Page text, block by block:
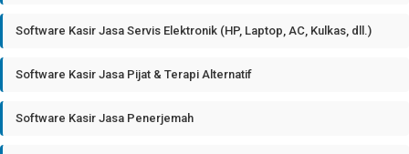
Software Kasir Jasa Servis Elektronik (HP, Laptop, AC, Kulkas, dll.)
Software Kasir Jasa Pijat & Terapi Alternatif
Software Kasir Jasa Penerjemah